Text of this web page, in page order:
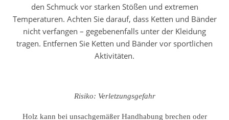
den Schmuck vor starken Stößen und extremen
Temperaturen. Achten Sie darauf, dass Ketten und Bänder
nicht verfangen – gegebenenfalls unter der Kleidung
tragen. Entfernen Sie Ketten und Bänder vor sportlichen
Aktivitäten.
Risiko: Verletzungsgefahr
Holz kann bei unsachgemäßer Handhabung brechen oder